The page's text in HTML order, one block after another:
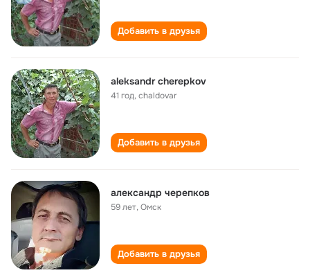
Добавить в друзья
aleksandr cherepkov
41 год,chaldovar
Добавить в друзья
александр черепков
59 лет,Омск
Добавить в друзья